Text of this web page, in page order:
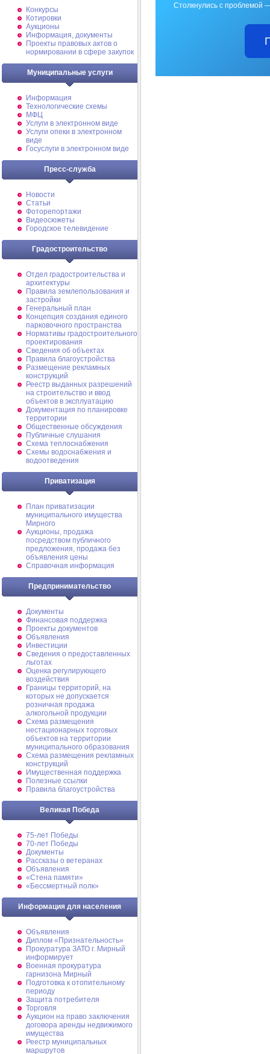
Конкурсы
Котировки
Аукционы
Информация, документы
Проекты правовых актов о
нормировании в сфере закупок
Муниципальные услуги
Информация
Технологические схемы
МФЦ
Услуги в электронном виде
Услуги опеки в электронном
виде
Госуслуги в электронном виде
Пресс-служба
Новости
Статьи
Фоторепортажи
Видеосюжеты
Городское телевидение
Градостроительство
Отдел градостроительства и
архитектуры
Правила землепользования и
застройки
Генеральный план
Концепция создания единого
парковочного пространства
Нормативы градостроительного
проектирования
Сведения об объектах
Правила благоустройства
Размещение рекламных
конструкций
Реестр выданных разрешений
на строительство и ввод
объектов в эксплуатацию
Документация по планировке
территории
Общественные обсуждения
Публичные слушания
Схема теплоснабжения
Схемы водоснабжения и
водоотведения
Приватизация
План приватизации
муниципального имущества
Мирного
Аукционы, продажа
посредством публичного
предложения, продажа без
объявления цены
Справочная информация
Предпринимательство
Документы
Финансовая поддержка
Проекты документов
Объявления
Инвестиции
Сведения о предоставленных
льготах
Оценка регулирующего
воздействия
Границы территорий, на
которых не допускается
розничная продажа
алкогольной продукции
Схема размещения
нестационарных торговых
объектов на территории
муниципального образования
Схема размещения рекламных
конструкций
Имущественная поддержка
Полезные ссылки
Правила благоустройства
Великая Победа
75-лет Победы
70-лет Победы
Документы
Рассказы о ветеранах
Объявления
«Стена памяти»
«Бессмертный полк»
Информация для населения
Объявления
Диплом «Признательность»
Прокуратура ЗАТО г. Мирный
информирует
Военная прокуратура
гарнизона Мирный
Подготовка к отопительному
периоду
Защита потребителя
Торговля
Аукцион на право заключения
договора аренды недвижимого
имущества
Реестр муниципальных
маршрутов
Столкнулись с проблемой